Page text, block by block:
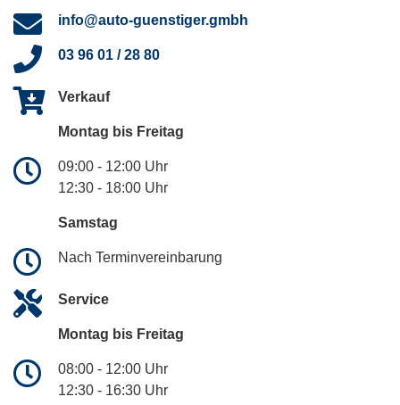
info@auto-guenstiger.gmbh
03 96 01 / 28 80
Verkauf
Montag bis Freitag
09:00 - 12:00 Uhr
12:30 - 18:00 Uhr
Samstag
Nach Terminvereinbarung
Service
Montag bis Freitag
08:00 - 12:00 Uhr
12:30 - 16:30 Uhr